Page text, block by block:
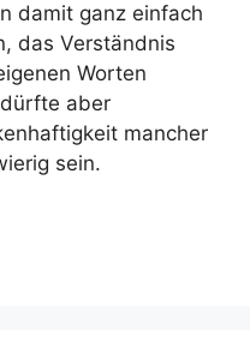
damit ganz einfach
das Verständnis
Worten
aber
mancher
sein.